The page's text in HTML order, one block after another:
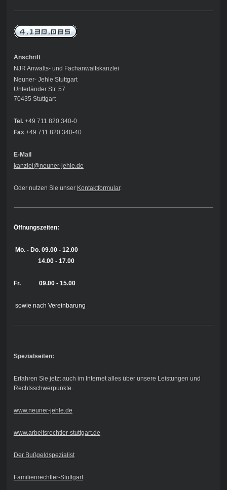
Anschrift
NJR Anwalts- und Fachanwaltskanzlei
Neuner- Jehle Stuttgart
Unterländer Str. 57
70435 Stuttgart
Tel.+49 711 820 340-0
Fax+49 711 820 340-40
E-Mail
kanzlei@neuner-jehle.de
Oder nutzen Sie unser Kontaktformular.
Öffnungszeiten:
Mo. - Do. 09.00 - 12.00
14.00 - 17.00
Fr. 09.00 - 15.00
sowie nach Vereinbarung
Spezialseiten:
Erfahren Sie jetzt auch im Internet alles über unsere Leistungen und
Rechtsschwerpunkte.
www.neuner-jehle.de
www.arbeitsrechtler-stuttgart.de
Der Bußgeldspezialist
Familienrechtler-Stuttgart